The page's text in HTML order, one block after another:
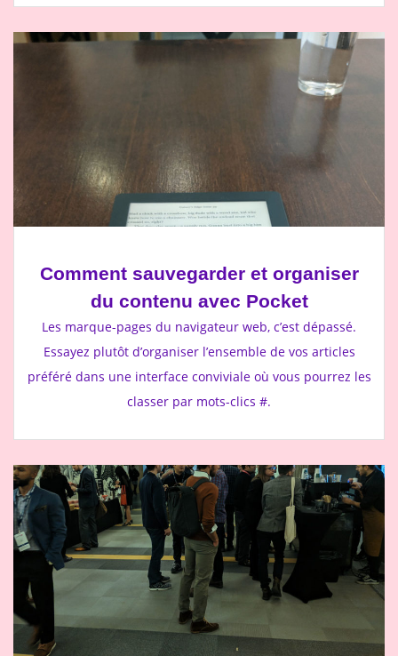
Comment sauvegarder et organiser
du contenu avec Pocket
Les marque-pages du navigateur web, c’est dépassé.
Essayez plutôt d’organiser l’ensemble de vos articles
préféré dans une interface conviviale où vous pourrez les
classer par mots-clics #.